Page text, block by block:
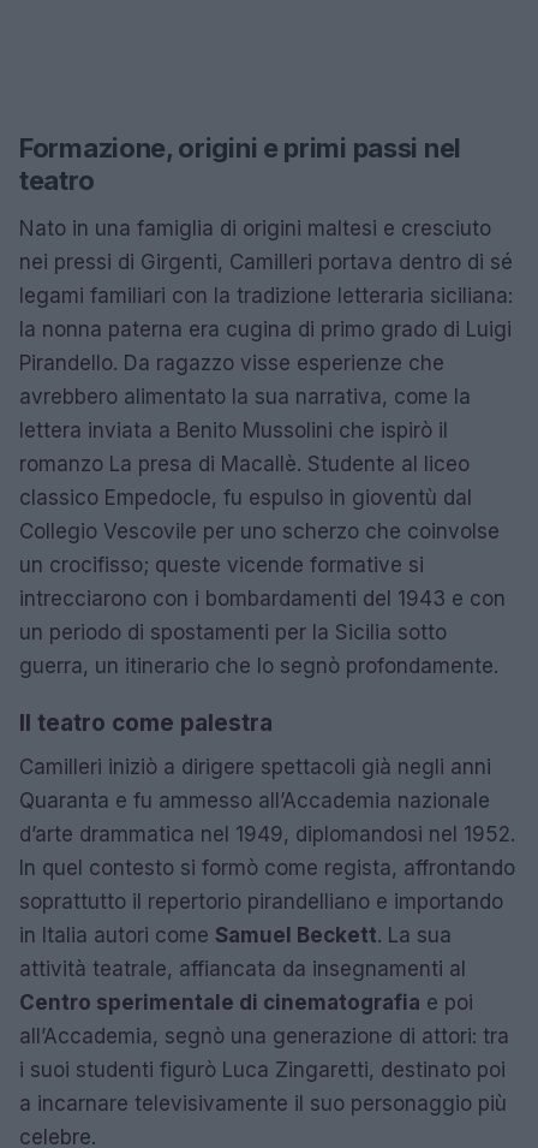
Formazione, origini e primi passi nel
teatro
Nato in una famiglia di origini maltesi e cresciuto
nei pressi di Girgenti, Camilleri portava dentro di sé
legami familiari con la tradizione letteraria siciliana:
la nonna paterna era cugina di primo grado di Luigi
Pirandello. Da ragazzo visse esperienze che
avrebbero alimentato la sua narrativa, come la
lettera inviata a Benito Mussolini che ispirò il
romanzo La presa di Macallè. Studente al liceo
classico Empedocle, fu espulso in gioventù dal
Collegio Vescovile per uno scherzo che coinvolse
un crocifisso; queste vicende formative si
intrecciarono con i bombardamenti del 1943 e con
un periodo di spostamenti per la Sicilia sotto
guerra, un itinerario che lo segnò profondamente.
Il teatro come palestra
Camilleri iniziò a dirigere spettacoli già negli anni
Quaranta e fu ammesso all’Accademia nazionale
d’arte drammatica nel 1949, diplomandosi nel 1952.
In quel contesto si formò come regista, affrontando
soprattutto il repertorio pirandelliano e importando
in Italia autori come Samuel Beckett. La sua
attività teatrale, affiancata da insegnamenti al
Centro sperimentale di cinematografia e poi
all’Accademia, segnò una generazione di attori: tra
i suoi studenti figurò Luca Zingaretti, destinato poi
a incarnare televisivamente il suo personaggio più
celebre.